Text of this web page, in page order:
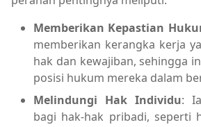
Memberikan Kepastian
memberikan kerangka kerja
hak dan kewajiban, sehingga
posisi hukum mereka dalam
Melindungi Hak Individu:
bagi hak-hak pribadi, seperti